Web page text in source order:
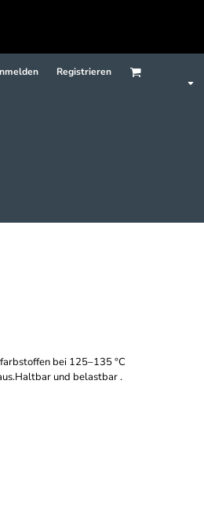
Registrieren
bei 125–135 °C
und belastbar .